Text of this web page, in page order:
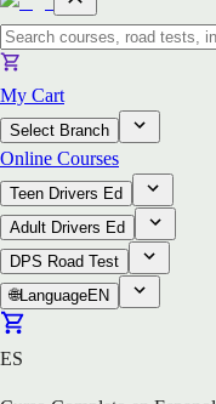
My Cart
Select Branch
Online Courses
Teen Drivers Ed
Adult Drivers Ed
DPS Road Test
🌐LanguageEN
ES